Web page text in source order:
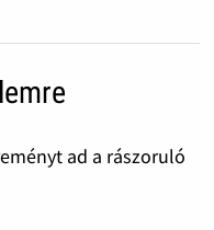
ad a rászoruló